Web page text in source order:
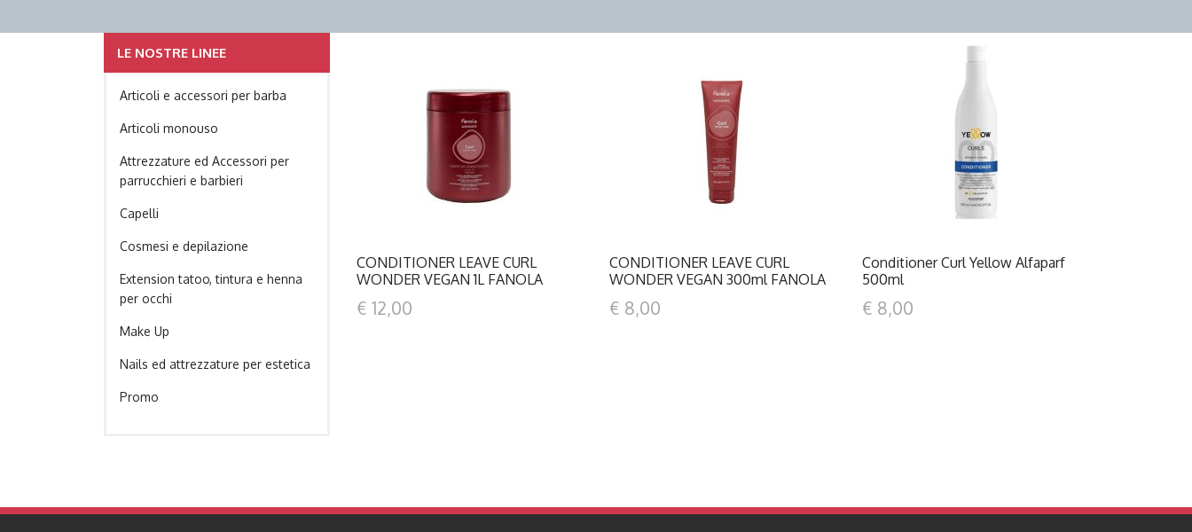
LE NOSTRE LINEE
Articoli e accessori per barba
Articoli monouso
Attrezzature ed Accessori per
parrucchieri e barbieri
Capelli
Cosmesi e depilazione
Extension tatoo, tintura e henna
per occhi
Make Up
Nails ed attrezzature per estetica
Promo
DETTAGLI
CONDITIONER LEAVE CURL
WONDER VEGAN 1L FANOLA
€ 12,00
DETTAGLI
CONDITIONER LEAVE CURL
WONDER VEGAN 300ml FANOLA
€ 8,00
DETTAGLI
Conditioner Curl Yellow Alfaparf
500ml
€ 8,00